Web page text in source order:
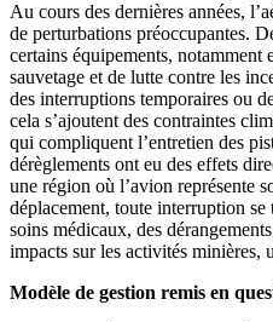
Au cours des dernières années,
de perturbations préoccupantes.
certains équipements, notamment
sauvetage et de lutte contre les
des interruptions temporaires ou
cela s’ajoutent des contraintes
qui compliquent l’entretien des
dérèglements ont eu des effets
une région où l’avion représente
déplacement, toute interruption se
soins médicaux, des
impacts sur les activités minières,
Modèle de gestion remis en